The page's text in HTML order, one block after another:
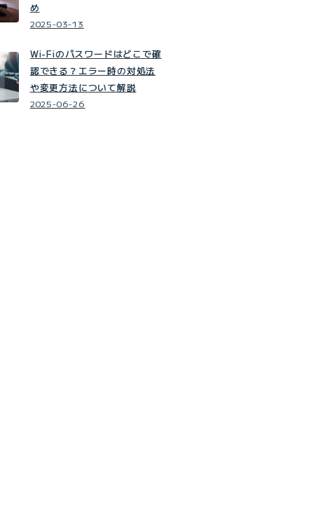
め
2025-03-13
Wi-Fiのパスワードはどこで確
認できる？エラー時の対処法
や変更方法について解説
2025-06-26